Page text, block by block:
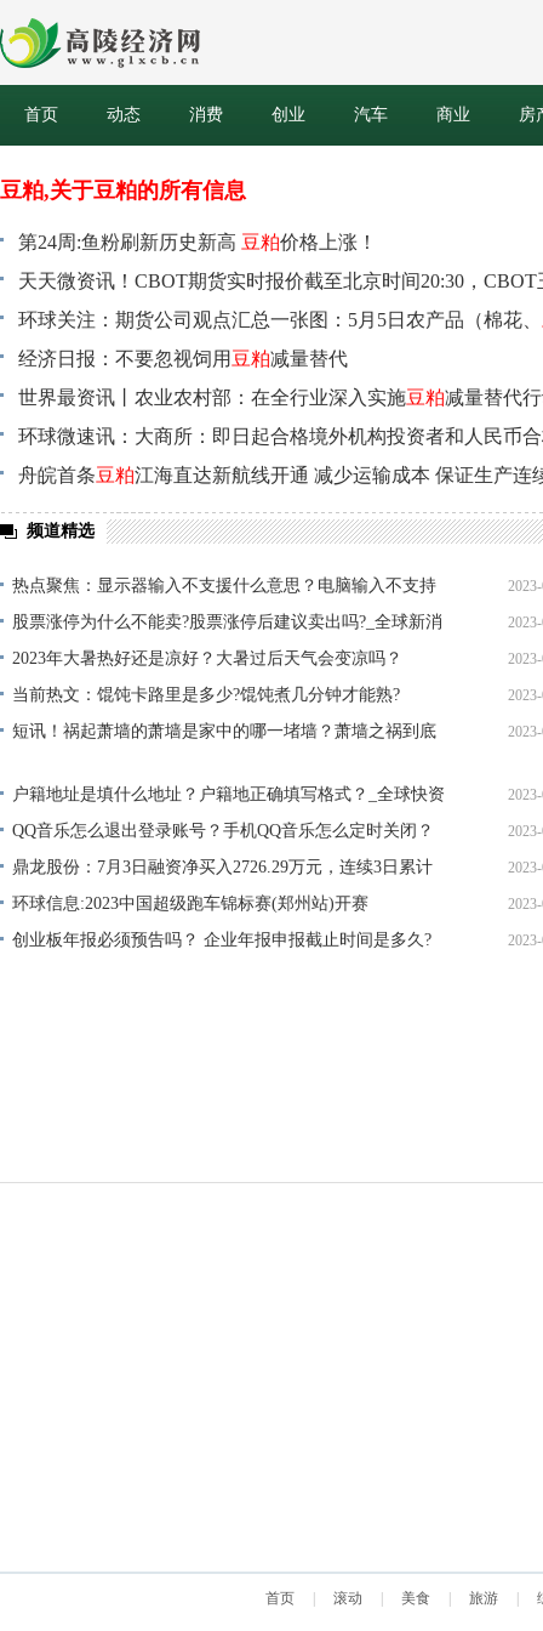
首页 动态 消费 创业 汽车 商业 房
豆粕,关于豆粕的所有信息
第24周:鱼粉刷新历史新高 豆粕价格上涨！
天天微资讯！CBOT期货实时报价截至北京时间20:30，CBOT
1.17%，CBOT豆油跌0.71%，CBOT豆粕涨0.57%，CBOT大
0.15%，CBOT小麦涨2.40%
环球关注：期货公司观点汇总一张图：5月5日农产品（棉花、
糖、玉米、鸡蛋、生猪等）
经济日报：不要忽视饲用 豆粕减量替代
世界最资讯丨农业农村部：在全行业深入实施豆粕减量替代
广低蛋白日粮技术
环球微速讯：大商所：即日起合格境外机构投资者和人民币
构投资者可参与豆粕等商品期货期权合约的交易
舟皖首条豆粕江海直达新航线开通 减少运输成本 保证生产连
频道精选
热点聚焦：显示器输入不支援什么意思？电脑输入不支持
怎么调回来？
股票涨停为什么不能卖?股票涨停后建议卖出吗?_全球新消
息
2023年大暑热好还是凉好？大暑过后天气会变凉吗？
当前热文：馄饨卡路里是多少?馄饨煮几分钟才能熟?
短讯！祸起萧墙的萧墙是家中的哪一堵墙？萧墙之祸到底
户籍地址是填什么地址？户籍地正确填写格式？_全球快资
讯
QQ音乐怎么退出登录账号？手机QQ音乐怎么定时关闭？
鼎龙股份：7月3日融资净买入2726.29万元，连续3日累计
净买入4315.34万元
环球信息:2023中国超级跑车锦标赛(郑州站)开赛
创业板年报必须预告吗？ 企业年报申报截止时间是多久?
首页 滚动 美食 旅游